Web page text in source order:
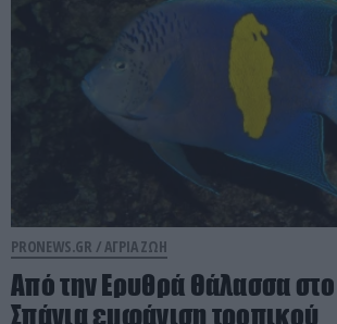
PRONEWS.GR / ΑΓΡΙΑ ΖΩΗ
Από την Ερυθρά Θάλασσα στο
Σπάνια εμφάνιση τροπικού